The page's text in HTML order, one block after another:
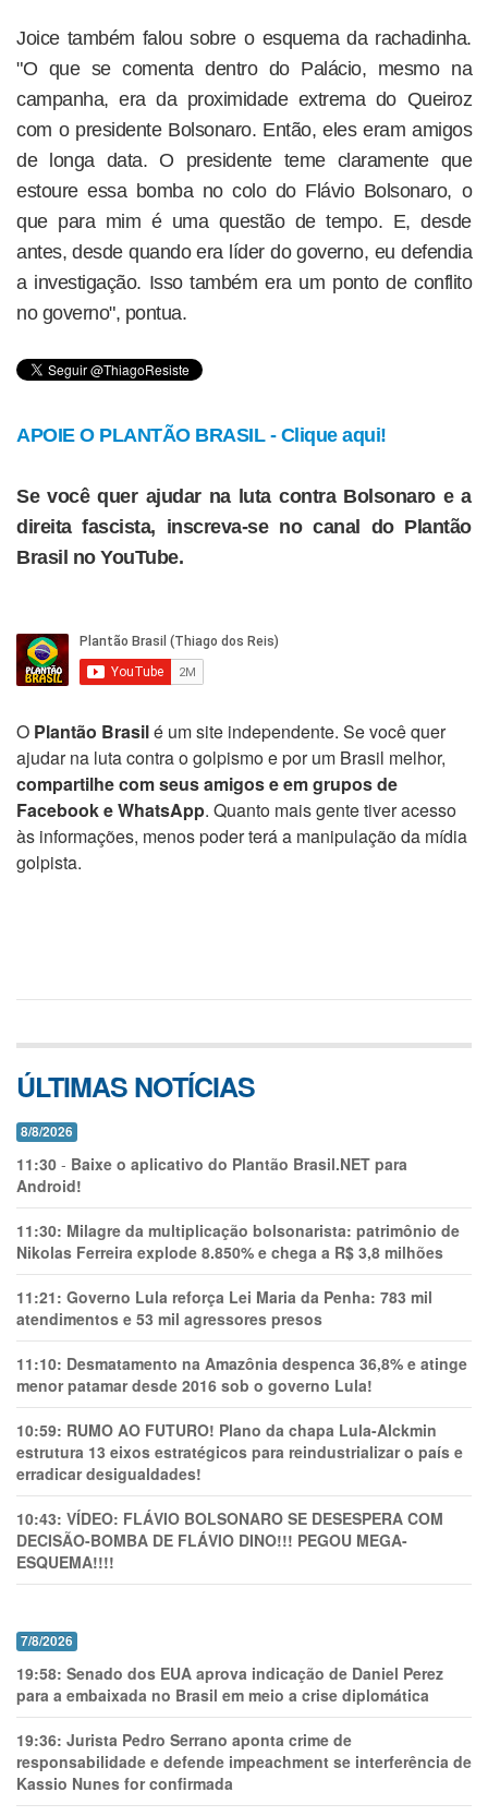
Joice também falou sobre o esquema da rachadinha.
"O que se comenta dentro do Palácio, mesmo na
campanha, era da proximidade extrema do Queiroz
com o presidente Bolsonaro. Então, eles eram amigos
de longa data. O presidente teme claramente que
estoure essa bomba no colo do Flávio Bolsonaro, o
que para mim é uma questão de tempo. E, desde
antes, desde quando era líder do governo, eu defendia
a investigação. Isso também era um ponto de conflito
no governo", pontua.
APOIE O PLANTÃO BRASIL - Clique aqui!
Se você quer ajudar na luta contra Bolsonaro e a
direita fascista, inscreva-se no canal do Plantão
Brasil no YouTube.
O Plantão Brasilé um site independente. Se você quer
ajudar na luta contra o golpismo e por um Brasil melhor,
compartilhe com seus amigos e em grupos de
Facebook e WhatsApp. Quanto mais gente tiver acesso
às informações, menos poder terá a manipulação da mídia
golpista.
ÚLTIMAS NOTÍCIAS
8/8/2026
11:30 - Baixe o aplicativo do Plantão Brasil.NET para
Android!
11:30: Milagre da multiplicação bolsonarista: patrimônio de
Nikolas Ferreira explode 8.850% e chega a R$ 3,8 milhões
11:21: Governo Lula reforça Lei Maria da Penha: 783 mil
atendimentos e 53 mil agressores presos
11:10: Desmatamento na Amazônia despenca 36,8% e atinge
menor patamar desde 2016 sob o governo Lula!
10:59: RUMO AO FUTURO! Plano da chapa Lula-Alckmin
estrutura 13 eixos estratégicos para reindustrializar o país e
erradicar desigualdades!
10:43: VÍDEO: FLÁVIO BOLSONARO SE DESESPERA COM
DECISÃO-BOMBA DE FLÁVIO DINO!!! PEGOU MEGA-
ESQUEMA!!!!
7/8/2026
19:58: Senado dos EUA aprova indicação de Daniel Perez
para a embaixada no Brasil em meio a crise diplomática
19:36: Jurista Pedro Serrano aponta crime de
responsabilidade e defende impeachment se interferência de
Kassio Nunes for confirmada